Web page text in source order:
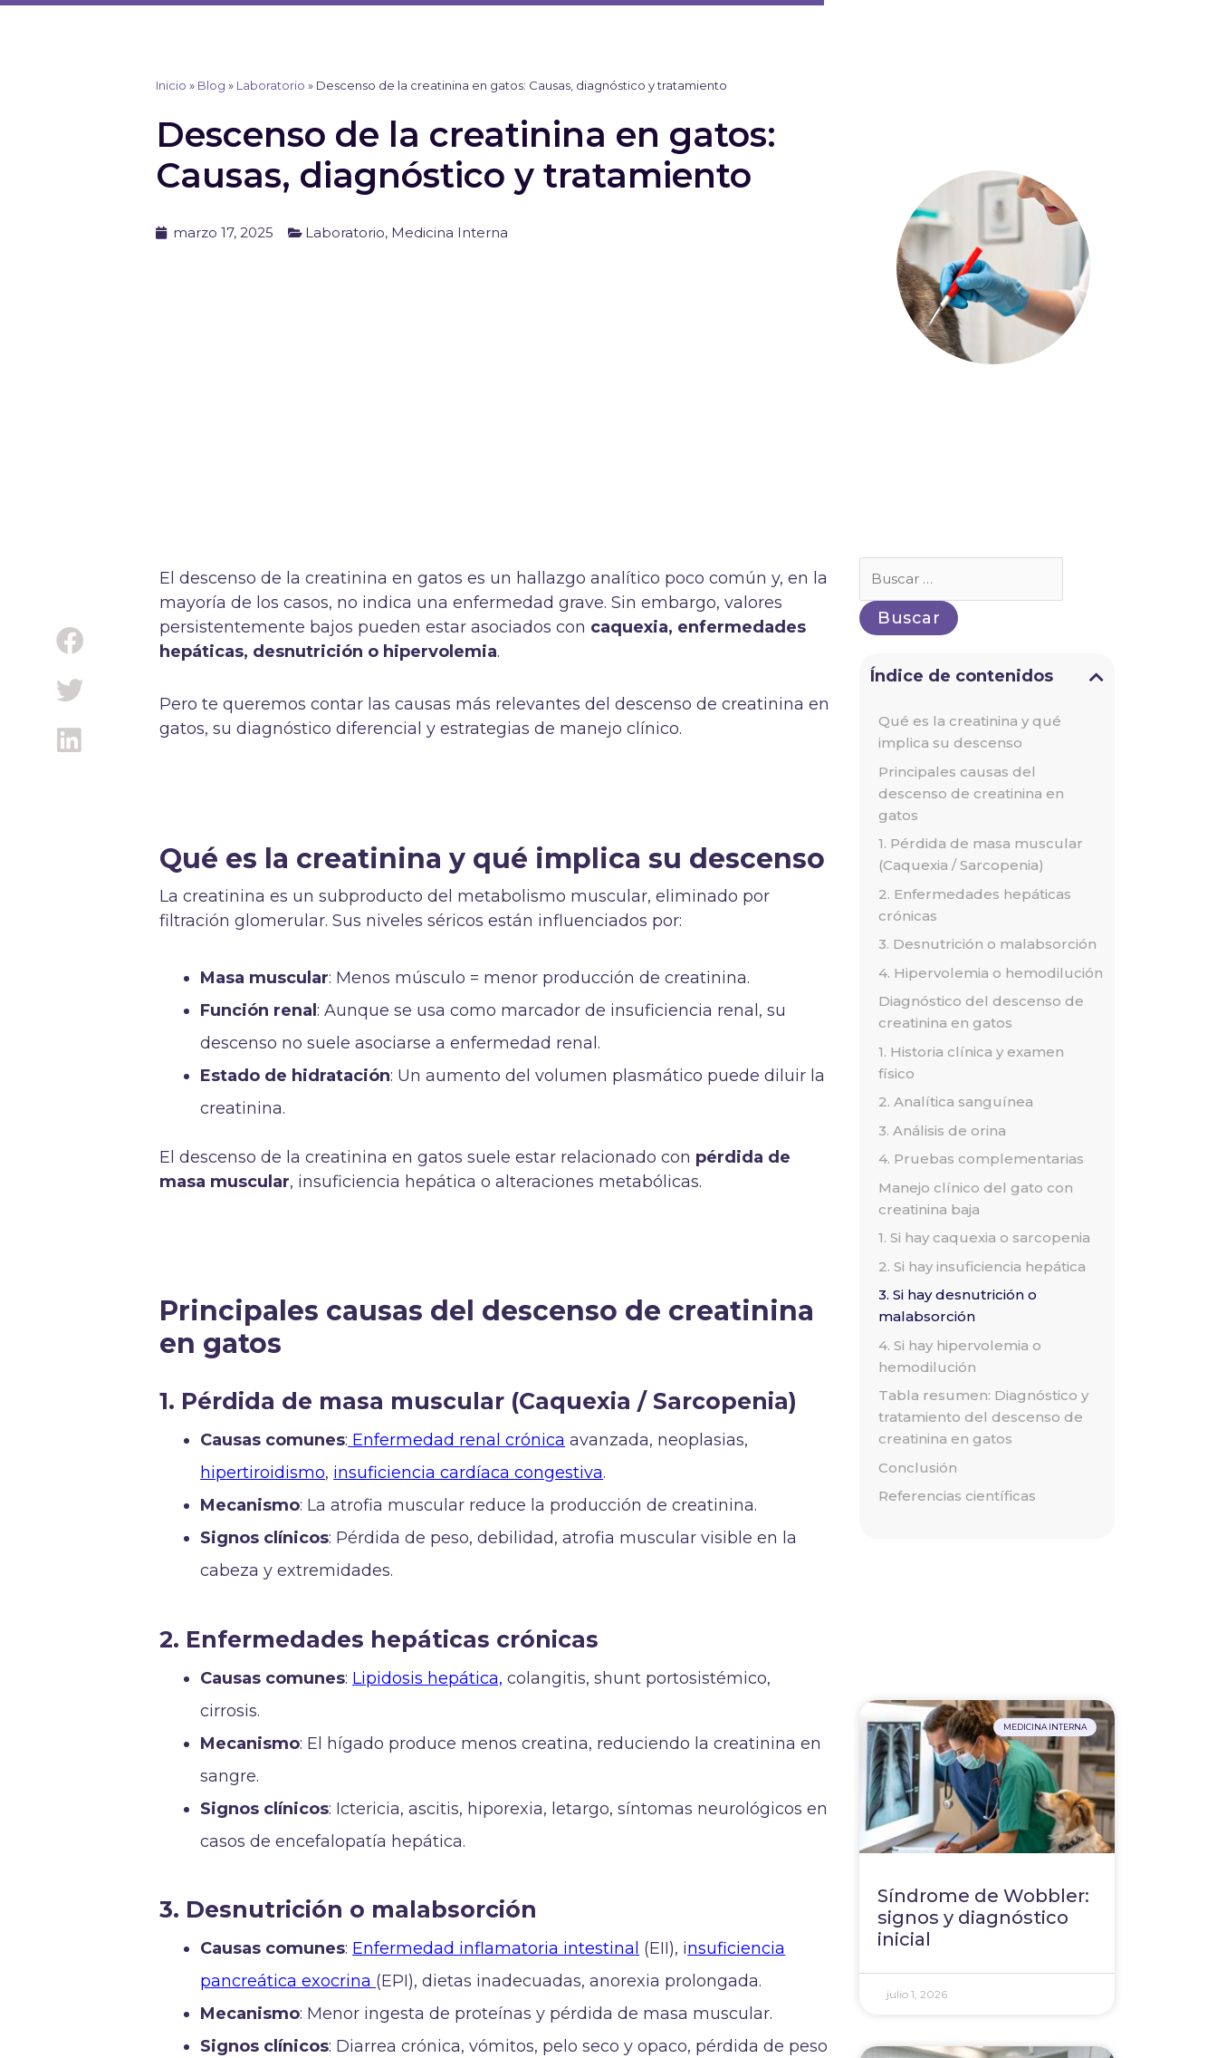
Ir
Inicio » Blog » Laboratorio » Descenso de la creatinina en gatos: Causas, diagnóstico y tratamiento
Descenso de la creatinina en gatos:
Causas, diagnóstico y tratamiento
marzo 17, 2025 Laboratorio, Medicina Interna
El descenso de la creatinina en gatos es un hallazgo analítico poco común y, en la
mayoría de los casos, no indica una enfermedad grave. Sin embargo, valores
persistentemente bajos pueden estar asociados con caquexia, enfermedades
hepáticas, desnutrición o hipervolemia.
Pero te queremos contar las causas más relevantes del descenso de creatinina en
gatos, su diagnóstico diferencial y estrategias de manejo clínico.
Qué es la creatinina y qué implica su descenso
La creatinina es un subproducto del metabolismo muscular, eliminado por
filtración glomerular. Sus niveles séricos están influenciados por:
Masa muscular: Menos músculo = menor producción de creatinina.
Función renal: Aunque se usa como marcador de insuficiencia renal, su
descenso no suele asociarse a enfermedad renal.
Estado de hidratación: Un aumento del volumen plasmático puede diluir la
creatinina.
El descenso de la creatinina en gatos suele estar relacionado con pérdida de
masa muscular, insuficiencia hepática o alteraciones metabólicas.
Principales causas del descenso de creatinina
en gatos
1. Pérdida de masa muscular (Caquexia / Sarcopenia)
Causas comunes: Enfermedad renal crónica avanzada, neoplasias,
hipertiroidismo, insuficiencia cardíaca congestiva.
Mecanismo: La atrofia muscular reduce la producción de creatinina.
Signos clínicos: Pérdida de peso, debilidad, atrofia muscular visible en la
cabeza y extremidades.
2. Enfermedades hepáticas crónicas
Causas comunes: Lipidosis hepática, colangitis, shunt portosistémico,
cirrosis.
Mecanismo: El hígado produce menos creatina, reduciendo la creatinina en
sangre.
Signos clínicos: Ictericia, ascitis, hiporexia, letargo, síntomas neurológicos en
casos de encefalopatía hepática.
3. Desnutrición o malabsorción
Causas comunes: Enfermedad inflamatoria intestinal (EII), insuficiencia
pancreática exocrina (EPI), dietas inadecuadas, anorexia prolongada.
Mecanismo: Menor ingesta de proteínas y pérdida de masa muscular.
Signos clínicos: Diarrea crónica, vómitos, pelo seco y opaco, pérdida de peso
por:
Índice de contenidos
Qué es la creatinina y qué
implica su descenso
Principales causas del
descenso de creatinina en
gatos
1. Pérdida de masa muscular
(Caquexia / Sarcopenia)
2. Enfermedades hepáticas
crónicas
3. Desnutrición o malabsorción
4. Hipervolemia o hemodilución
Diagnóstico del descenso de
creatinina en gatos
1. Historia clínica y examen
físico
2. Analítica sanguínea
3. Análisis de orina
4. Pruebas complementarias
Manejo clínico del gato con
creatinina baja
1. Si hay caquexia o sarcopenia
2. Si hay insuficiencia hepática
3. Si hay desnutrición o
malabsorción
4. Si hay hipervolemia o
hemodilución
Tabla resumen: Diagnóstico y
tratamiento del descenso de
creatinina en gatos
Conclusión
Referencias científicas
MEDICINA INTERNA
Síndrome de Wobbler:
signos y diagnóstico
inicial
julio 1, 2026